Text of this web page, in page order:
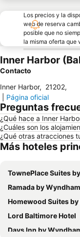
Los precios y la
web de reserva
posible que no
la misma oferta que
Inner Harbor
Contacto
Inner Harbor, 21202,
Página oficial
Preguntas
¿Qué hace a Inner
¿Cuáles son los
¿Qué otras atracciones
Más hoteles
TownePlace Suites by Marriott
Ramada by Wyndham
Homewood Suites by Hilton
Lord Baltimore Hotel
Days Inn by Wyndham Baltimore